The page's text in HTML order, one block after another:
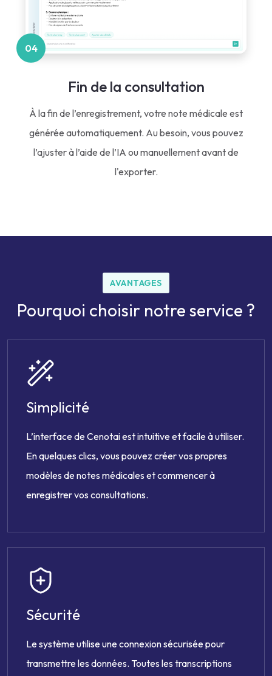
04
Fin de la consultation
À la fin de l’enregistrement, votre note médicale est
générée automatiquement. Au besoin, vous pouvez
l’ajuster à l’aide de l’IA ou manuellement avant de
l'exporter.
AVANTAGES
Pourquoi choisir notre service ?
Simplicité
L’interface de Cenotai est intuitive et facile à utiliser.
En quelques clics, vous pouvez créer vos propres
modèles de notes médicales et commencer à
enregistrer vos consultations.
Sécurité
Le système utilise une connexion sécurisée pour
transmettre les données. Toutes les transcriptions